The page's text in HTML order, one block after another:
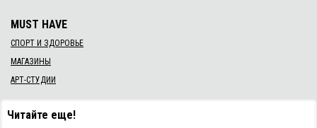
MUST HAVE
СПОРТ И ЗДОРОВЬЕ
МАГАЗИНЫ
АРТ-СТУДИИ
Читайте еще!